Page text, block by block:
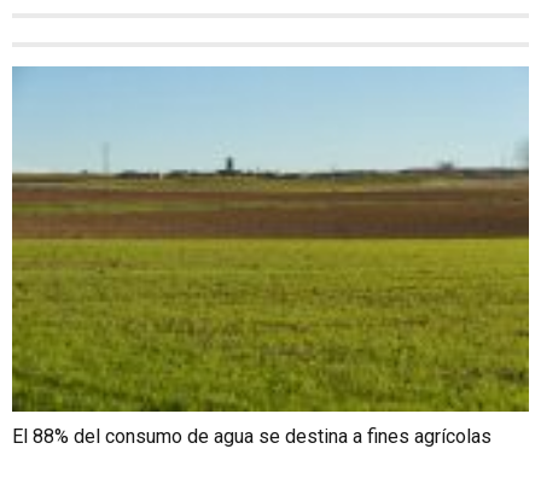
El 88% del consumo de agua se destina a fines agrícolas